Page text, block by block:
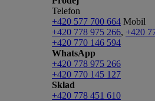
Telefon
+420 577 700 664 Mobil
+420 778 975 266, +420
+420 770 146 594
WhatsApp
+420 778 975 266
+420 770 145 127
Sklad
+420 778 451 610